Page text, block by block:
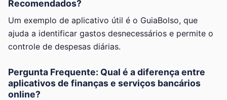
Recomendados?
Um exemplo de aplicativo útil é o GuiaBolso, que
ajuda a identificar gastos desnecessários e permite o
controle de despesas diárias.
Pergunta Frequente: Qual é a diferença entre
aplicativos de finanças e serviços bancários
online?